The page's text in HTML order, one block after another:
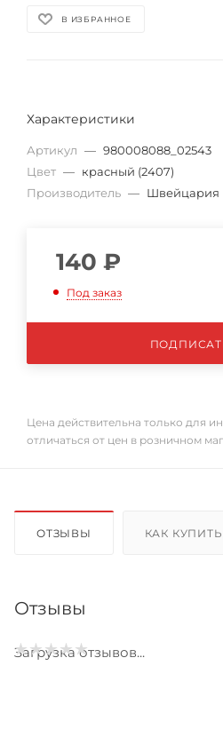
В ИЗБРАННОЕ
Характеристики
Артикул — 980008088_02543
Цвет — красный (2407)
Производитель — Швейцария
140 ₽
Под заказ
Цена действительна только для
отличаться от цен в розничном
ОТЗЫВЫ КАК КУПИТЬ
Отзывы
Загрузка отзывов...